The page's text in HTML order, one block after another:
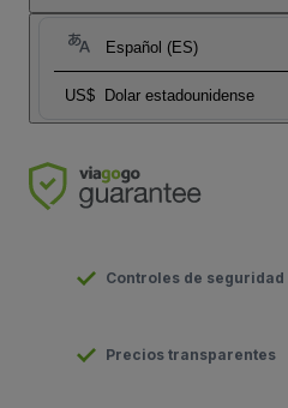
Español (ES)
US$ Dolar estadounidense
Controles de
Precios transparentes